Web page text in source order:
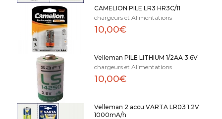
CAMELION PILE LR3 HR3C/11
chargeurs et Alimentations
10,00€
Velleman PILE LITHIUM 1/2AA 3.6V
chargeurs et Alimentations
10,00€
Velleman 2 accu VARTA LR03 1.2V
1000mA/h